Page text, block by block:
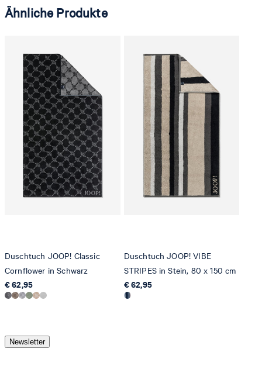
Ähnliche Produkte
Duschtuch JOOP! Classic
Cornflower in Schwarz
€ 62,95
Duschtuch JOOP! VIBE
STRIPES in Stein, 80 x 150 cm
€ 62,95
Newsletter